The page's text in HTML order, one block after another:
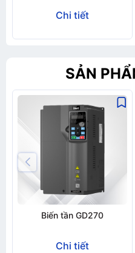
Chi tiết
SẢN
Biến tần GD270
Chi tiết